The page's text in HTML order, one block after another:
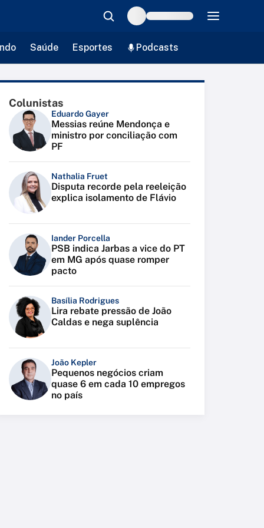
Saúde Esportes Podcasts
Colunistas
Eduardo Gayer
Messias reúne Mendonça e
ministro por conciliação com
PF
Nathalia Fruet
Disputa recorde pela reeleição
explica isolamento de Flávio
Iander Porcella
PSB indica Jarbas a vice do PT
em MG após quase romper
pacto
Basília Rodrigues
Lira rebate pressão de João
Caldas e nega suplência
João Kepler
Pequenos negócios criam
quase 6 em cada 10 empregos
no país